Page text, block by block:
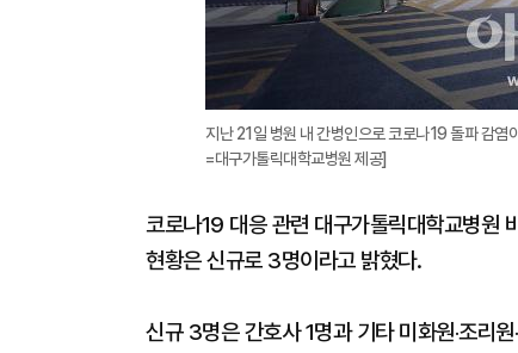
지난 21일 병원 내 간병인으로 코로나19 돌파 감염
=대구가톨릭대학교병원 제공]
코로나19 대응 관련 대구가톨릭대학교병원
현황은 신규로 3명이라고 밝혔다.
신규 3명은 간호사 1명과 기타 미화원‧조리